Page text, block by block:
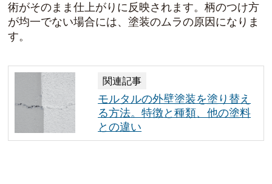
術がそのまま仕上がりに反映されます。柄のつけ方
が均一でない場合には、塗装のムラの原因になりま
す。
関連記事
モルタルの外壁塗装を塗り替え
る方法。特徴と種類、他の塗料
との違い